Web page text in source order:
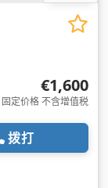
€1,600
固定价格 不含增值税
拨打